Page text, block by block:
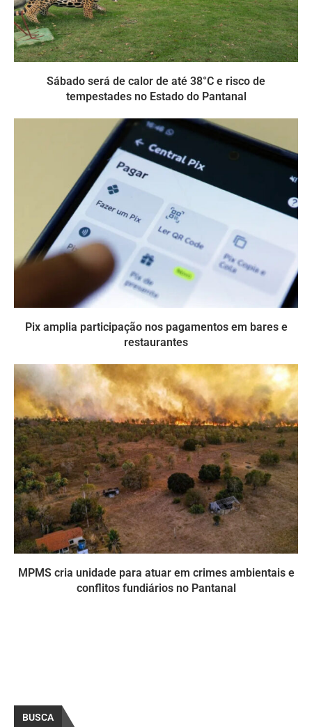
Sábado será de calor de até 38°C e risco de
tempestades no Estado do Pantanal
Pix amplia participação nos pagamentos em bares e
restaurantes
MPMS cria unidade para atuar em crimes ambientais e
conflitos fundiários no Pantanal
BUSCA